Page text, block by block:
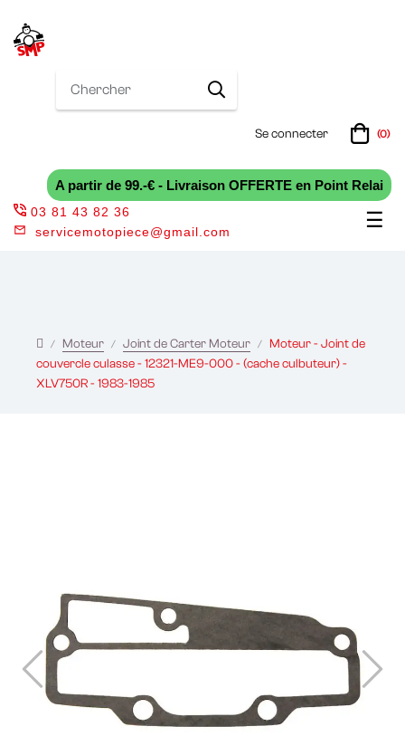
Se connecter (0)
A partir de 99.-€ - Livraison OFFERTE en Point Relai
☰
03 81 43 82 36
servicemotopiece@gmail.com
Moteur Joint de Carter Moteur
Moteur - Joint de
couvercle culasse - 12321-ME9-000 - (cache culbuteur) -
XLV750R - 1983-1985